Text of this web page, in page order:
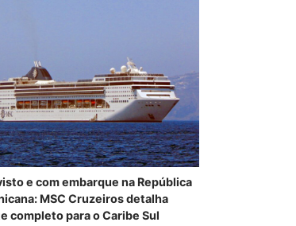
e com embarque na República
MSC Cruzeiros detalha
completo para o Caribe Sul